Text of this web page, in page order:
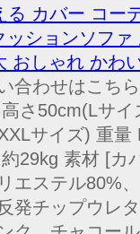
る カバー コー
ッションソフ
おしゃれ かわ
合わせはこち
さ50cm(Lサ
サイズ) 重
29kg 素材 [カ
エステル80%
発チップウレ